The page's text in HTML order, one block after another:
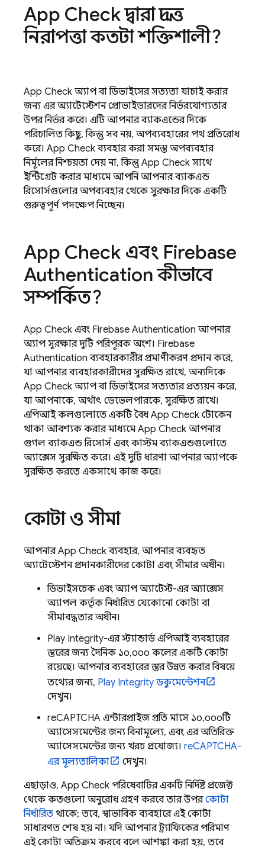
App Checkদ্বারা প্রদত্ত
নিরাপত্তা কতটা শক্তিশালী?
App Check অ্যাপ বা ডিভাইসের সত্যতা যাচাই করার
জন্য এর অ্যাটেস্টেশন প্রোভাইডারদের নির্ভরযোগ্যতার
উপর নির্ভর করে। এটি আপনার ব্যাকএন্ডের দিকে
পরিচালিত কিছু, কিন্তু সব নয়, অপব্যবহারের পথ প্রতিরোধ
করে। App Checkব্যবহার করা সমস্ত অপব্যবহার
নির্মূলের নিশ্চয়তা দেয় না, কিন্তু App Check সাথে
ইন্টিগ্রেট করার মাধ্যমে আপনি আপনার ব্যাকএন্ড
রিসোর্সগুলোর অপব্যবহার থেকে সুরক্ষার দিকে একটি
গুরুত্বপূর্ণ পদক্ষেপ নিচ্ছেন।
App Check এবং Firebase
Authenticationকীভাবে
সম্পর্কিত?
App Check এবং Firebase Authentication আপনার
অ্যাপ সুরক্ষার দুটি পরিপূরক অংশ। Firebase
Authentication ব্যবহারকারীর প্রমাণীকরণ প্রদান করে,
যা আপনার ব্যবহারকারীদের সুরক্ষিত রাখে, অন্যদিকে
App Check অ্যাপ বা ডিভাইসের সত্যতার প্রত্যয়ন করে,
যা আপনাকে, অর্থাৎ ডেভেলপারকে, সুরক্ষিত রাখে।
এপিআই কলগুলোতে একটি বৈধApp Check টোকেন
থাকা আবশ্যক করার মাধ্যমে App Check আপনার
গুগল ব্যাকএন্ড রিসোর্স এবং কাস্টম ব্যাকএন্ডগুলোতে
অ্যাক্সেস সুরক্ষিত করে। এই দুটি ধারণা আপনার অ্যাপকে
সুরক্ষিত করতে একসাথে কাজ করে।
কোটা ও সীমা
আপনারApp Checkব্যবহার, আপনার ব্যবহৃত
অ্যাটেস্টেশন প্রদানকারীদের কোটা এবং সীমার অধীন।
ডিভাইসচেক এবং অ্যাপ অ্যাটেস্ট-এর অ্যাক্সেস
অ্যাপল কর্তৃক নির্ধারিত যেকোনো কোটা বা
সীমাবদ্ধতার অধীন।
Play Integrity-এর স্ট্যান্ডার্ড এপিআই ব্যবহারের
স্তরের জন্য দৈনিক ১০,০০০ কলের একটি কোটা
রয়েছে। আপনার ব্যবহারের স্তর উন্নত করার বিষয়ে
তথ্যের জন্য, Play Integrity ডকুমেন্টেশন
দেখুন।
reCAPTCHA এন্টারপ্রাইজ প্রতি মাসে ১০,০০০টি
অ্যাসেসমেন্টের জন্য বিনামূল্যে, এবং এর অতিরিক্ত
অ্যাসেসমেন্টের জন্য খরচ প্রযোজ্য। reCAPTCHA-
এর মূল্যতালিকা
দেখুন।
এছাড়াও, App Check পরিষেবাটির একটি নির্দিষ্ট প্রজেক্ট
থেকে কতগুলো অনুরোধ গ্রহণ করবে তার উপরকোটা
নির্ধারিত থাকে; তবে, স্বাভাবিক ব্যবহারে এই কোটা
সাধারণত শেষ হয় না। যদি আপনার ট্র্যাফিকের পরিমাণ
এই কোটা অতিক্রম করবে বলে আশঙ্কা করা হয়, তবে